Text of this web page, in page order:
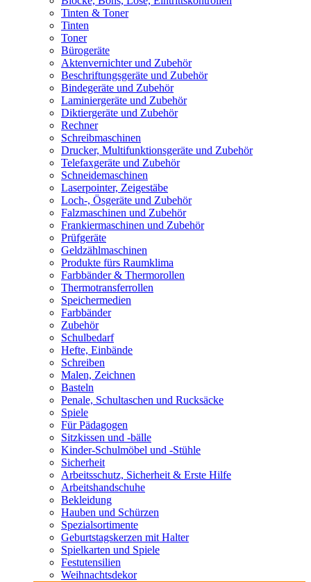
Tinten & Toner
Tinten
Toner
Bürogeräte
Aktenvernichter und Zubehör
Beschriftungsgeräte und Zubehör
Bindegeräte und Zubehör
Laminiergeräte und Zubehör
Diktiergeräte und Zubehör
Rechner
Schreibmaschinen
Drucker, Multifunktionsgeräte und Zubehör
Telefaxgeräte und Zubehör
Schneidemaschinen
Laserpointer, Zeigestäbe
Loch-, Ösgeräte und Zubehör
Falzmaschinen und Zubehör
Frankiermaschinen und Zubehör
Prüfgeräte
Geldzählmaschinen
Produkte fürs Raumklima
Farbbänder & Thermorollen
Thermotransferrollen
Speichermedien
Farbbänder
Zubehör
Schulbedarf
Hefte, Einbände
Schreiben
Malen, Zeichnen
Basteln
Penale, Schultaschen und Rucksäcke
Spiele
Für Pädagogen
Sitzkissen und -bälle
Kinder-Schulmöbel und -Stühle
Sicherheit
Arbeitsschutz, Sicherheit & Erste Hilfe
Arbeitshandschuhe
Bekleidung
Hauben und Schürzen
Spezialsortimente
Geburtstagskerzen mit Halter
Spielkarten und Spiele
Festutensilien
Weihnachtsdekor